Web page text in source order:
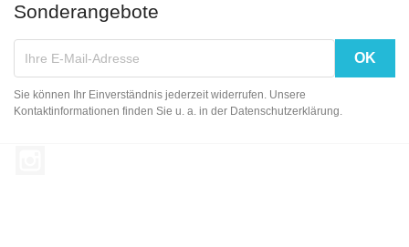
Sonderangebote
Sie können Ihr Einverständnis jederzeit widerrufen. Unsere
Kontaktinformationen finden Sie u. a. in der Datenschutzerklärung.